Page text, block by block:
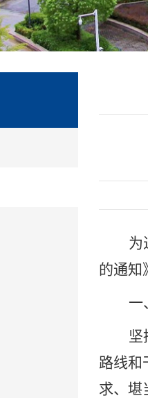
为
的通知
一
坚
路线和
求、堪